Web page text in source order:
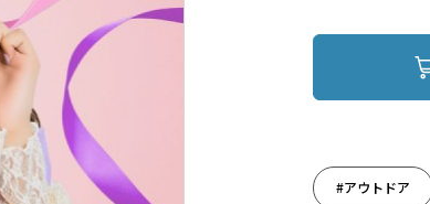
#アウトドア